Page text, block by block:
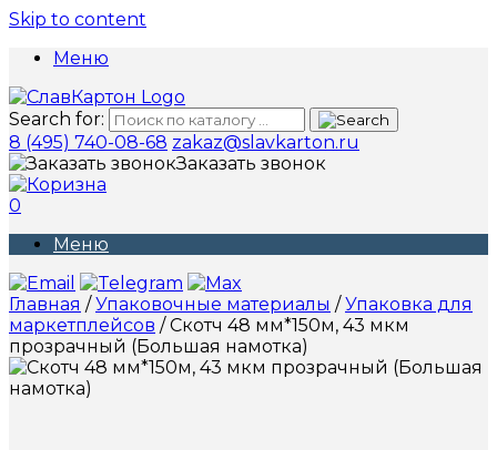
Skip to content
Меню
Search for:
8 (495) 740-08-68 zakaz@slavkarton.ru
Заказать звонок
0
Меню
Главная /Упаковочные материалы /Упаковка для
маркетплейсов / Скотч 48 мм*150м, 43 мкм
прозрачный (Большая намотка)